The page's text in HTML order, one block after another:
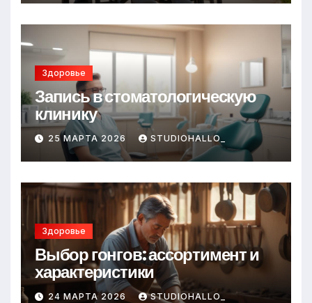
Здоровье
Запись в стоматологическую
клинику
25 МАРТА 2026 STUDIOHALLO_
Здоровье
Выбор гонгов: ассортимент и
характеристики
24 МАРТА 2026 STUDIOHALLO_